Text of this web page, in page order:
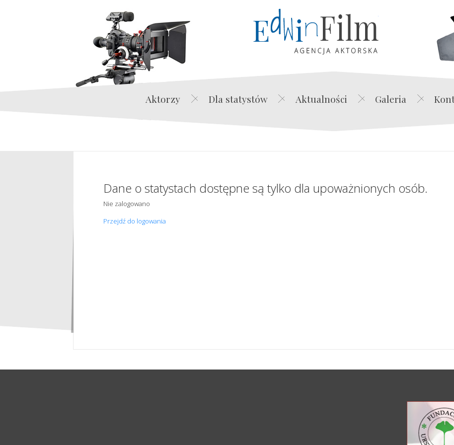
Edwin Film Agencja
Aktorzy Dla statystów Aktualności Galeria
Dane o statystach dostępne są tylko dla upoważnionych osób.
Nie zalogowano
Przejdź do logowania